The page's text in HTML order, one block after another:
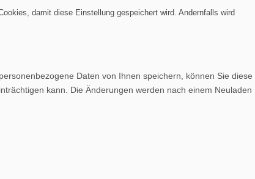
damit diese Einstellung gespeichert wird. Andernfalls wird
Daten von Ihnen speichern, können Sie diese
kann. Die Änderungen werden nach einem Neuladen